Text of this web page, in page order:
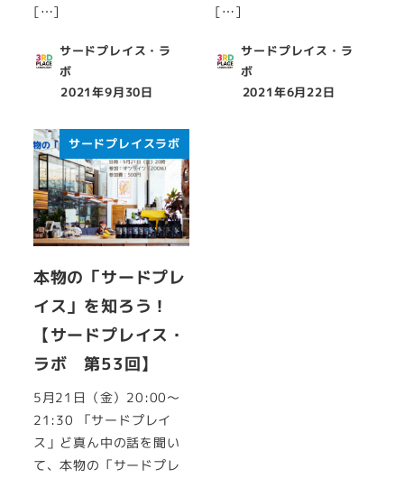
[…]
サードプレイス・ラ
ボ
投稿日
2021年9月30日
[…]
サードプレイス・ラ
ボ
投稿日
2021年6月22日
サードプレイスラボ
本物の「サードプレ
イス」を知ろう！
【サードプレイス・
ラボ 第53回】
5月21日（金）20:00～
21:30 「サードプレイ
ス」ど真ん中の話を聞い
て、本物の「サードプレ